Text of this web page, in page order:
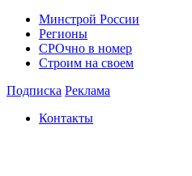
Минстрой России
Регионы
СРОчно в номер
Строим на своем
Подписка Реклама
Контакты